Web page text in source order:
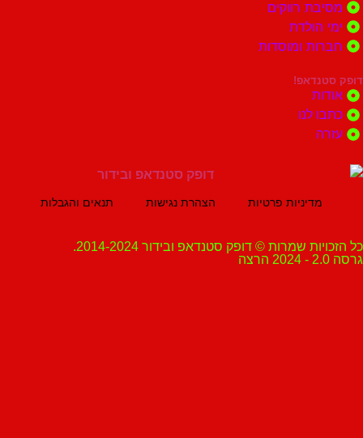
רווקים
ומוסדות
לנו
מדיניות פרטיות הצהרת נגישות תנאים והגבלות
שמרות © דופק סטנדאפ ובידור 2014-2024.